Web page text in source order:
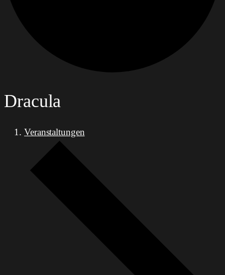
Dracula
Veranstaltungen